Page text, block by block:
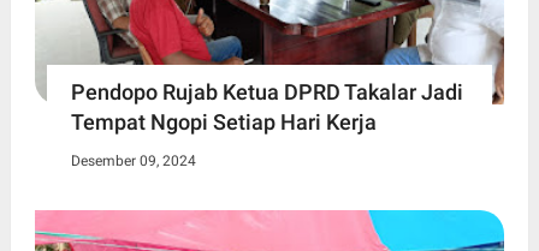
Pendopo Rujab Ketua DPRD Takalar Jadi
Tempat Ngopi Setiap Hari Kerja
Desember 09, 2024